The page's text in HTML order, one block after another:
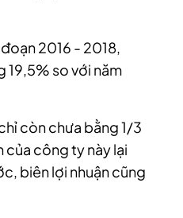
2016 - 2018,
19,5% so với năm
còn chưa bằng 1/3
của công ty này lại
biên lợi nhuận cũng